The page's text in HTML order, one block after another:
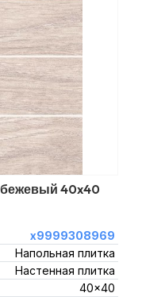
40x40
х9999308969
Напольная плитка
Настенная плитка
40x40